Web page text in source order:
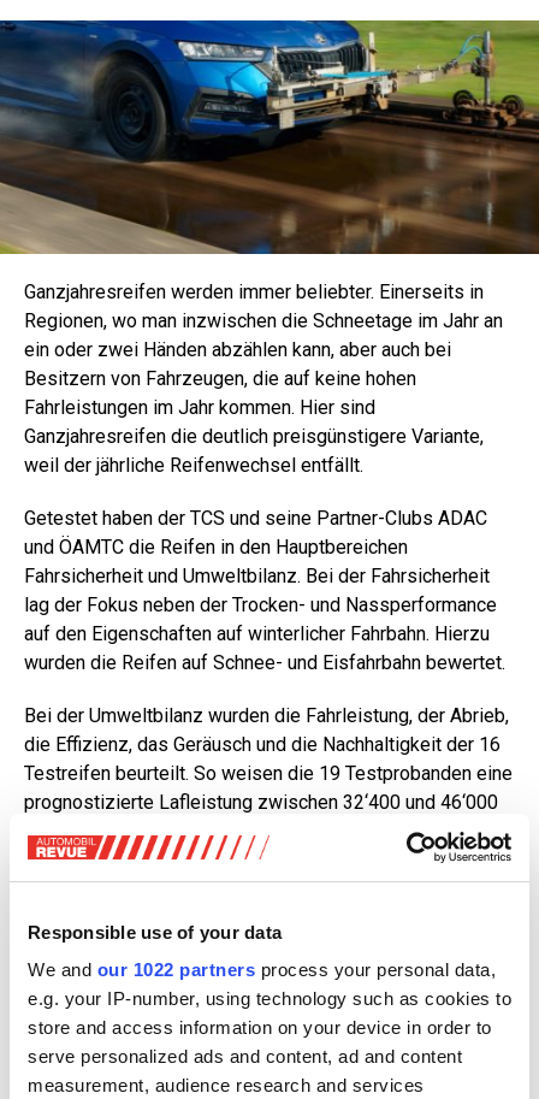
Responsible use of your data
We and our 1022 partners process your personal data,
e.g. your IP-number, using technology such as cookies to
store and access information on your device in order to
serve personalized ads and content, ad and content
measurement, audience research and services
Ganzjahresreifen werden immer beliebter. Einerseits in
Regionen, wo man inzwischen die Schneetage im Jahr an
ein oder zwei Händen abzählen kann, aber auch bei
Besitzern von Fahrzeugen, die auf keine hohen
Fahrleistungen im Jahr kommen. Hier sind
Ganzjahresreifen die deutlich preisgünstigere Variante,
weil der jährliche Reifenwechsel entfällt.
Getestet haben der TCS und seine Partner-Clubs ADAC
und ÖAMTC die Reifen in den Hauptbereichen
Fahrsicherheit und Umweltbilanz. Bei der Fahrsicherheit
lag der Fokus neben der Trocken- und Nassperformance
auf den Eigenschaften auf winterlicher Fahrbahn. Hierzu
wurden die Reifen auf Schnee- und Eisfahrbahn bewertet.
Bei der Umweltbilanz wurden die Fahrleistung, der Abrieb,
die Effizienz, das Geräusch und die Nachhaltigkeit der 16
Testreifen beurteilt. So weisen die 19 Testprobanden eine
prognostizierte Lafleistung zwischen 32‘400 und 46‘000
Kilometer auf. Als Testfahrzeug diente ein Skoda Fabia.
Ergebnisse Test Ganzjahresreifen 2026
Alle getesteten Ganzjahresreifen besitzen das
Schneeflockensymbol (Three-Peak-Mountain Snowflake
Symbol). Aufgrund dessen sind diese als offizielle
Winterreifen in der Schweiz, wie auch in den EU-Staaten,
anerkannt.